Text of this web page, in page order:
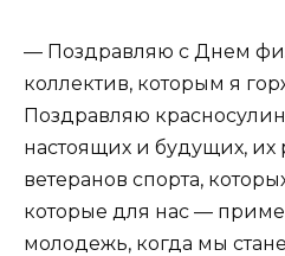
— Поздравляю с Днем
коллектив, которым я
Поздравляю
настоящих и будущих,
ветеранов спорта,
которые для нас —
молодежь, когда мы